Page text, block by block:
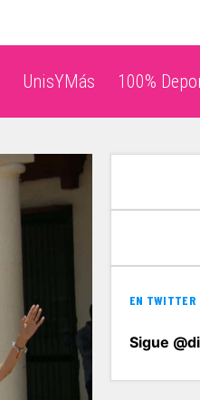
UnisYMás 100%
EN TWITTER
Sigue